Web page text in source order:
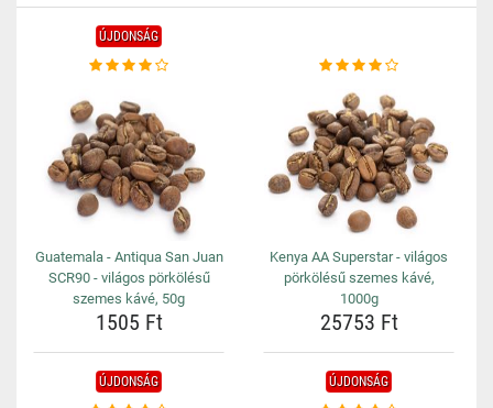
ÚJDONSÁG
Guatemala - Antiqua San Juan
SCR90 - világos pörkölésű
szemes kávé, 50g
1505 Ft
Kenya AA Superstar - világos
pörkölésű szemes kávé,
1000g
25753 Ft
ÚJDONSÁG ÚJDONSÁG